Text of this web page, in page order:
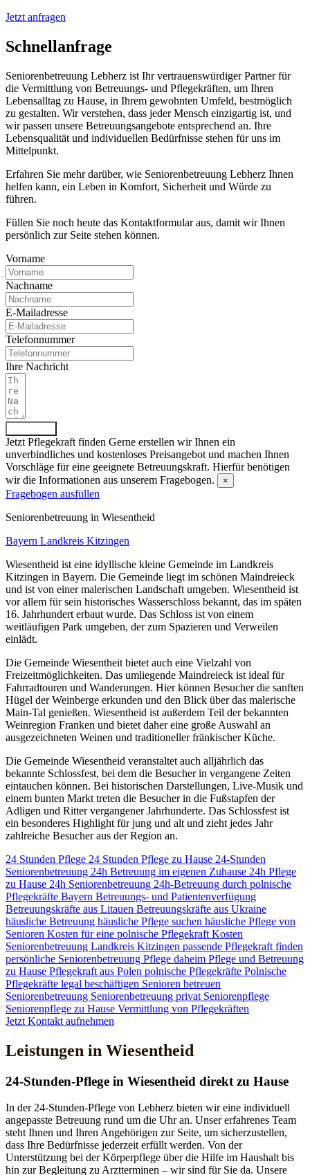
Jetzt anfragen
Schnell­anfrage
Seniorenbetreuung Lebherz ist Ihr vertrauenswürdiger Partner für
die Vermittlung von Betreuungs- und Pflegekräften, um Ihren
Lebensalltag zu Hause, in Ihrem gewohnten Umfeld, bestmöglich
zu gestalten. Wir verstehen, dass jeder Mensch einzigartig ist, und
wir passen unsere Betreuungsangebote entsprechend an. Ihre
Lebensqualität und individuellen Bedürfnisse stehen für uns im
Mittelpunkt.
Erfahren Sie mehr darüber, wie Seniorenbetreuung Lebherz Ihnen
helfen kann, ein Leben in Komfort, Sicherheit und Würde zu
führen.
Füllen Sie noch heute das Kontaktformular aus, damit wir Ihnen
persönlich zur Seite stehen können.
Vorname
Nachname
E-Mailadresse
Telefonnummer
Ihre Nachricht
Jetzt Pflegekraft finden Gerne erstellen wir Ihnen ein
unverbindliches und kostenloses Preisangebot und machen Ihnen
Vorschläge für eine geeignete Betreuungskraft. Hierfür benötigen
wir die Informationen aus unserem Fragebogen.
×
Fragebogen ausfüllen
Senioren­betreuung in Wiesentheid
Bayern Landkreis Kitzingen
Wiesentheid ist eine idyllische kleine Gemeinde im Landkreis
Kitzingen in Bayern. Die Gemeinde liegt im schönen Maindreieck
und ist von einer malerischen Landschaft umgeben. Wiesentheid ist
vor allem für sein historisches Wasserschloss bekannt, das im späten
16. Jahrhundert erbaut wurde. Das Schloss ist von einem
weitläufigen Park umgeben, der zum Spazieren und Verweilen
einlädt.
Die Gemeinde Wiesentheit bietet auch eine Vielzahl von
Freizeitmöglichkeiten. Das umliegende Maindreieck ist ideal für
Fahrradtouren und Wanderungen. Hier können Besucher die sanften
Hügel der Weinberge erkunden und den Blick über das malerische
Main-Tal genießen. Wiesentheid ist außerdem Teil der bekannten
Weinregion Franken und bietet daher eine große Auswahl an
ausgezeichneten Weinen und traditioneller fränkischer Küche.
Die Gemeinde Wiesentheid veranstaltet auch alljährlich das
bekannte Schlossfest, bei dem die Besucher in vergangene Zeiten
eintauchen können. Bei historischen Darstellungen, Live-Musik und
einem bunten Markt treten die Besucher in die Fußstapfen der
Adligen und Ritter vergangener Jahrhunderte. Das Schlossfest ist
ein besonderes Highlight für jung und alt und zieht jedes Jahr
zahlreiche Besucher aus der Region an.
24 Stunden Pflege 24 Stunden Pflege zu Hause 24-Stunden
Seniorenbetreuung 24h Betreuung im eigenen Zuhause 24h Pflege
zu Hause 24h Seniorenbetreuung 24h-Betreuung durch polnische
Pflegekräfte Bayern Betreuungs- und Patientenverfügung
Betreuungskräfte aus Litauen Betreuungskräfte aus Ukraine
häusliche Betreuung häusliche Pflege suchen häusliche Pflege von
Senioren Kosten für eine polnische Pflegekraft Kosten
Seniorenbetreuung Landkreis Kitzingen passende Pflegekraft finden
persönliche Seniorenbetreuung Pflege daheim Pflege und Betreuung
zu Hause Pflegekraft aus Polen polnische Pflegekräfte Polnische
Pflegekräfte legal beschäftigen Senioren betreuen
Seniorenbetreuung Seniorenbetreuung privat Seniorenpflege
Seniorenpflege zu Hause Vermittlung von Pflegekräften
Jetzt Kontakt aufnehmen
Leistungen in Wiesentheid
24-Stunden-Pflege in Wiesentheid direkt zu Hause
In der 24-Stunden-Pflege von Lebherz bieten wir eine individuell
angepasste Betreuung rund um die Uhr an. Unser erfahrenes Team
steht Ihnen und Ihren Angehörigen zur Seite, um sicherzustellen,
dass Ihre Bedürfnisse jederzeit erfüllt werden. Von der
Unterstützung bei der Körperpflege über die Hilfe im Haushalt bis
hin zur Begleitung zu Arztterminen – wir sind für Sie da. Unsere